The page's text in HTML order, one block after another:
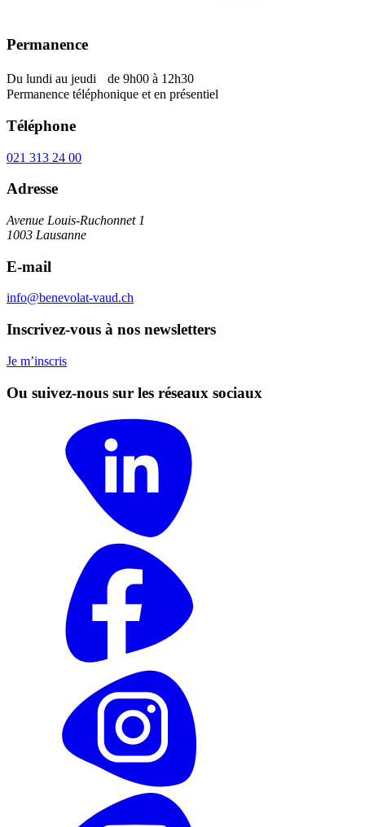
Permanence
Du lundi au jeudi de 9h00 à 12h30
Permanence téléphonique et en présentiel
Téléphone
021 313 24 00
Adresse
Avenue Louis-Ruchonnet 1
1003 Lausanne
E-mail
info@benevolat-vaud.ch
Inscrivez-vous à nos newsletters
Je m’inscris
Ou suivez-nous sur les réseaux sociaux